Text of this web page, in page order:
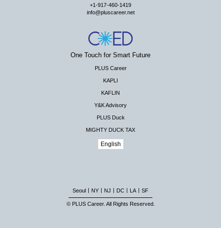
+1-917-460-1419
info@pluscareer.net
One Touch for Smart Future
PLUS Career
KAPLI
KAFLIN
Y&K Advisory
PLUS Duck
MIGHTY DUCK TAX
English
Seoul NY NJ DC LA SF
© PLUS Career. All Rights Reserved.